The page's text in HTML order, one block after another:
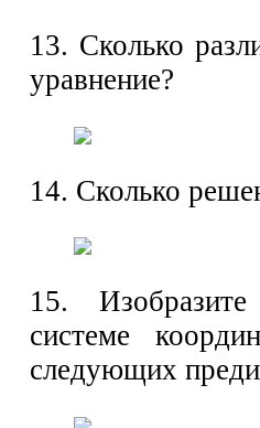
13. Сколько
уравнение?
14. Сколько
15.
системе
следующих